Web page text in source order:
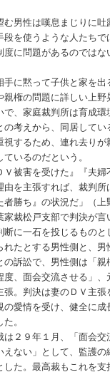
男性は嘆息まじりに
を使うような人たち
に問題があるのではな
に黙って子供と家を
権の問題に詳しい上
、家庭裁判所は育成環
考えから、同居してい
視するため、連れ去り
いるのだという。
Ｖ被害を受けた』『夫
由を主張すれば、裁判所
勝ち』の状況だ」（上
裁松戸支部で判決が
に一石を投じるものと
たとする男性側と、男
訴訟で、男性側は「親
度、面会交流させる」、
。判決は妻のＤＶ主張
愛情を受け、健全に成
。
２９年１月、「面会交
えない」として、監護
た。最高裁もこれを支